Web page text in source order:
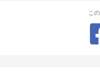
こ